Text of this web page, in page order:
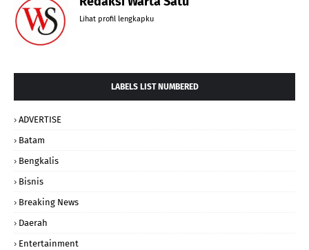
Lihat profil lengkapku
LABELS LIST NUMBERED
ADVERTISE
Batam
Bengkalis
Bisnis
Breaking News
Daerah
Entertainment